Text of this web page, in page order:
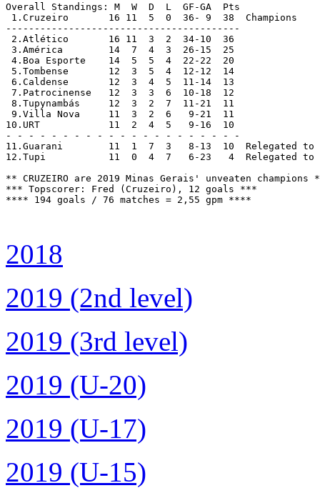
Overall Standings: M  W  D  L  GF-GA  Pts
1.Cruzeiro	  16 11  5  0  36- 9  38  Champions
-----------------------------------------
2.Atlético	  16 11  3  2  34-10  36
3.América	  14  7  4  3  26-15  25
4.Boa Esporte	  14  5  5  4  22-22  20
5.Tombense	  12  3  5  4  12-12  14
6.Caldense	  12  3  4  5  11-14  13
7.Patrocinense	  12  3  3  6  10-18  12
8.Tupynambás	  12  3  2  7  11-21  11
9.Villa Nova	  11  3  2  6   9-21  11
10.URT		  11  2  4  5   9-16  10
- - - - - - - - - - - - - - - - - - - - -
11.Guarani	  11  1  7  3   8-13  10  Relegated to
12.Tupi		  11  0  4  7   6-23   4  Relegated to
** CRUZEIRO are 2019 Minas Gerais' unveaten champions
*** Topscorer: Fred (Cruzeiro), 12 goals ***
**** 194 goals / 76 matches = 2,55 gpm ****
2018
2019 (2nd level)
2019 (3rd level)
2019 (U-20)
2019 (U-17)
2019 (U-15)